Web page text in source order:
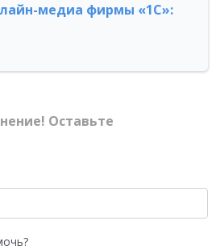
медиа фирмы «1С»:
Оставьте